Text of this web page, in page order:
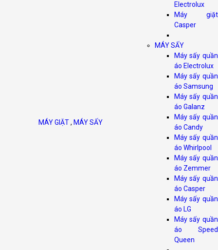
MÁY GIẶT, MÁY SẤY
Electrolux
Máy giặt
Casper
MÁY SẤY
Máy sấy quần
áo Electrolux
Máy sấy quần
áo Samsung
Máy sấy quần
áo Galanz
Máy sấy quần
áo Candy
Máy sấy quần
áo Whirlpool
Máy sấy quần
áo Zemmer
Máy sấy quần
áo Casper
Máy sấy quần
áo LG
Máy sấy quần
áo Speed
Queen